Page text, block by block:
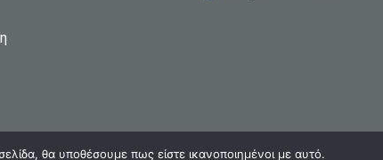
θα υποθέσουμε πως είστε ικανοποιημένοι με αυτό.